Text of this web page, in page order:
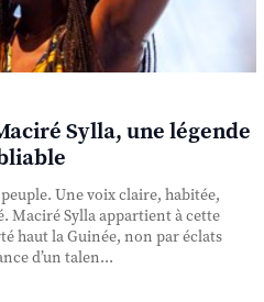
Sylla, une légende
Une voix claire, habitée,
Maciré Sylla appartient à cette
haut la Guinée, non par éclats
d’un talen...